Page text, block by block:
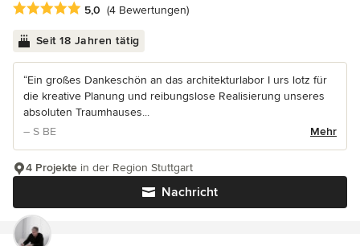
Durchschnittliche Bewertung: 5 von 5 Sternen
5,0 (4 Bewertungen)
Seit 18 Jahren tätig
“Ein großes Dankeschön an das architekturlabor I urs lotz für
die kreative Planung und reibungslose Realisierung unseres
absoluten Traumhauses...
– S BE
Mehr
Nachricht
4 Projekte in der Region Stuttgart